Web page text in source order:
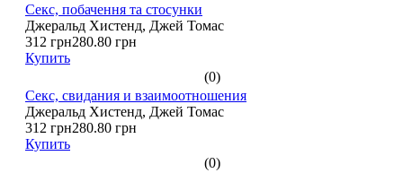
Секс, побачення та стосунки
Джеральд Хистенд, Джей Томас
312 грн280.80 грн
Купить
(0)
Секс, свидания и взаимоотношения
Джеральд Хистенд, Джей Томас
312 грн280.80 грн
Купить
(0)